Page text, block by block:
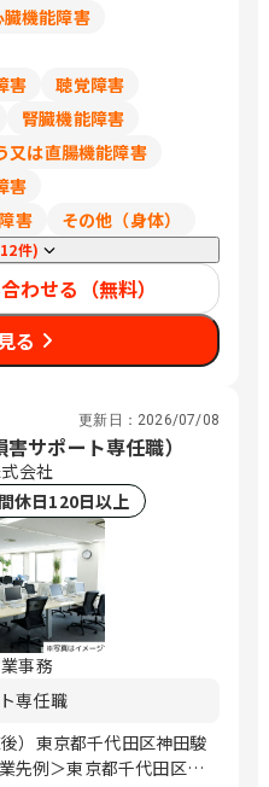
臓機能障害
害
聴覚障害
腎臓機能障害
又は直腸機能障害
害
害
その他（身体）
件)
わせる（無料）
る
更新日： 2026/07/08
サポート専任職）
会社
休日120日以上
事務
専任職
後）東京都千代田区神田駿
先例＞東京都千代田区神